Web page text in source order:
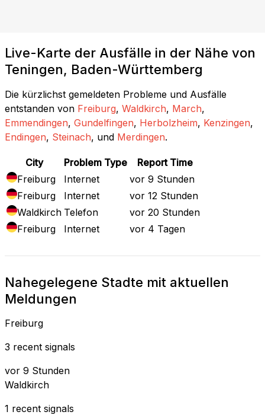
Live-Karte der Ausfälle in der Nähe von
Teningen, Baden-Württemberg
Die kürzlichst gemeldeten Probleme und Ausfälle
entstanden von Freiburg, Waldkirch, March,
Emmendingen, Gundelfingen, Herbolzheim, Kenzingen,
Endingen, Steinach, und Merdingen.
City Problem Type
Report Time
Freiburg
Internet
vor 9 Stunden
Freiburg
Internet
vor 12 Stunden
Waldkirch Telefon
vor 20 Stunden
Freiburg
Internet vor 4 Tagen
Nahegelegene Stadte mit aktuellen
Meldungen
Freiburg
3 recent signals
vor 9 Stunden
Waldkirch
1 recent signals